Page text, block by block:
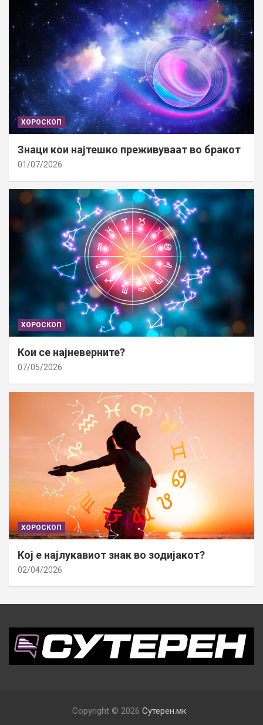
ХОРОСКОП
Знаци кои најтешко преживуваат во бракот
01/07/2026
ХОРОСКОП
Кои се најневерните?
07/05/2026
ХОРОСКОП
Кој е најлукавиот знак во зодијакот?
02/04/2026
Copyright © 2026 Сутерен.мк